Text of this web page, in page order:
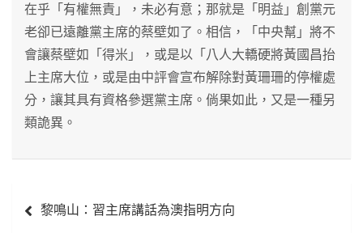
在乎「有權無責」，未必有意；那就是「明益」創黨元
老卻已遠離黨主席的蔡壁如了。相信，「中央幫」將不
會讓蔡壁如「得米」，或是以「八人大轎硬將黃國昌抬
上主席大位，或是由中評會宣布解除對黃珊珊的停權處
分，讓其具有資格參選黨主席。倘果如此，又是一種另
類詭異。
章 黎鳴山：習主席講話為澳指明方向